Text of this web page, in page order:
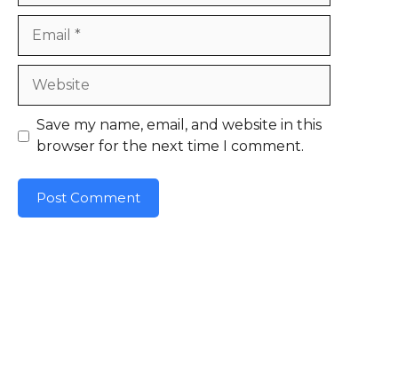
Website
Save my name, email, and website in this
browser for the next time I comment.